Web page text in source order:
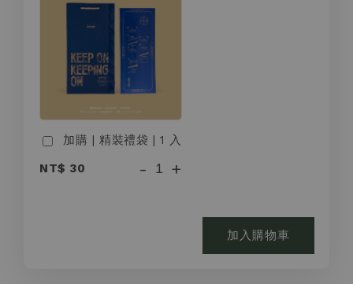
加購 | 精裝禮袋 | 1 入
NT$ 30
- +
加入購物車